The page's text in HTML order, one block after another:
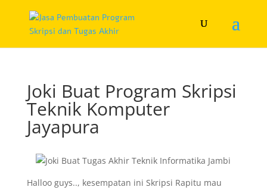
Joki Buat Program Skripsi
Teknik Komputer
Jayapura
Halloo guys.., kesempatan ini Skripsi Rapitu mau